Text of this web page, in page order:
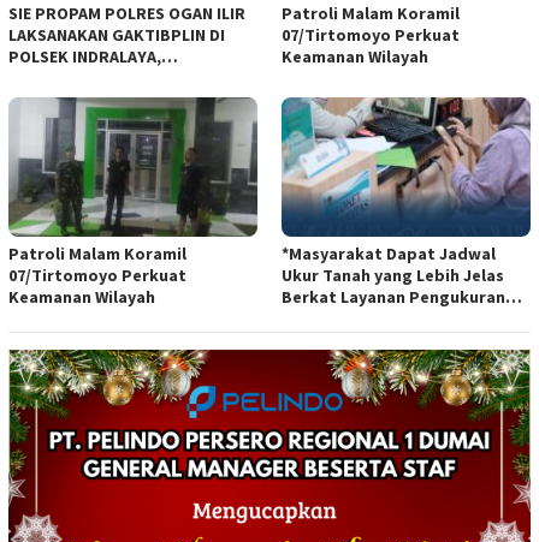
SIE PROPAM POLRES OGAN ILIR
LAKSANAKAN GAKTIBPLIN DI
POLSEK INDRALAYA,
PERSONEL POLRI*
Patroli Malam Koramil
07/Tirtomoyo Perkuat
Keamanan Wilayah
Patroli Malam Koramil
07/Tirtomoyo Perkuat
Keamanan Wilayah
*Masyarakat Dapat Jadwal
Ukur Tanah yang Lebih Jelas
Berkat Layanan Pengukuran